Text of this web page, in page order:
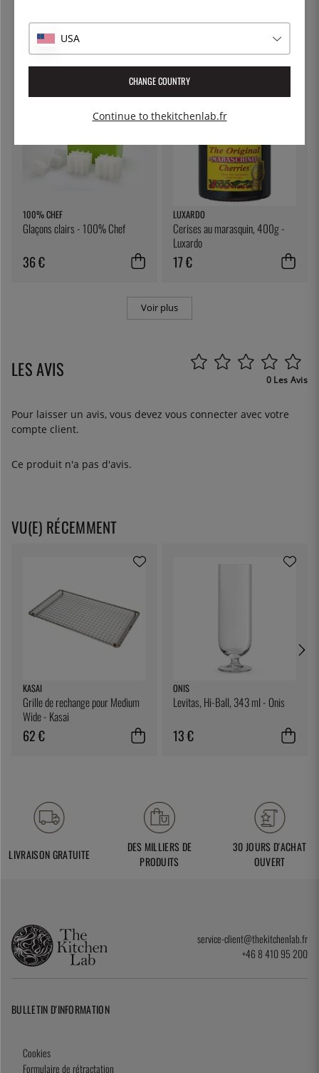
14 € 14 €
100% CHEF
Glaçons clairs - 100% Chef
36 €
LUXARDO
Cerises au marasquin, 400g -
Luxardo
17 €
Voir plus
LES AVIS 0 Les Avis
Pour laisser un avis, vous devez vous connecter avec votre
compte client.
Ce produit n'a pas d'avis.
VU(E) RÉCEMMENT
KASAI
Grille de rechange pour Medium
Wide - Kasai
62 €
ONIS
Levitas, Hi-Ball, 343 ml - Onis
13 €
LIVRAISON GRATUITE
DES MILLIERS DE
PRODUITS
30 JOURS D'ACHAT
OUVERT
service-client@thekitchenlab.fr
+46 8 410 95 200
BULLETIN D'INFORMATION
Cookies
Formulaire de rétractation
USA
CHANGE COUNTRY
Continue to thekitchenlab.fr